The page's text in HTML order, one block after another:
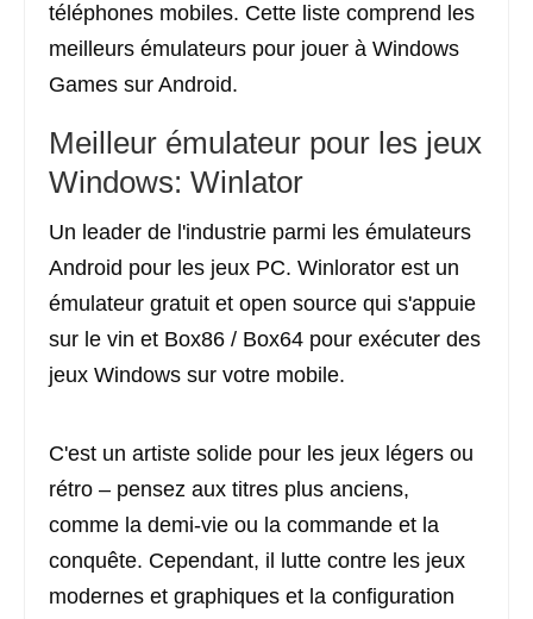
téléphones mobiles. Cette liste comprend les
meilleurs émulateurs pour jouer à Windows
Games sur Android.
Meilleur émulateur pour les jeux
Windows: Winlator
Un leader de l'industrie parmi les émulateurs
Android pour les jeux PC. Winlorator est un
émulateur gratuit et open source qui s'appuie
sur le vin et Box86 / Box64 pour exécuter des
jeux Windows sur votre mobile.
C'est un artiste solide pour les jeux légers ou
rétro – pensez aux titres plus anciens,
comme la demi-vie ou la commande et la
conquête. Cependant, il lutte contre les jeux
modernes et graphiques et la configuration